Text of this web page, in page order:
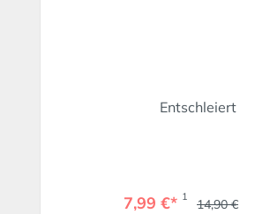
Entschleiert
7,99 €* 1 14,90 €